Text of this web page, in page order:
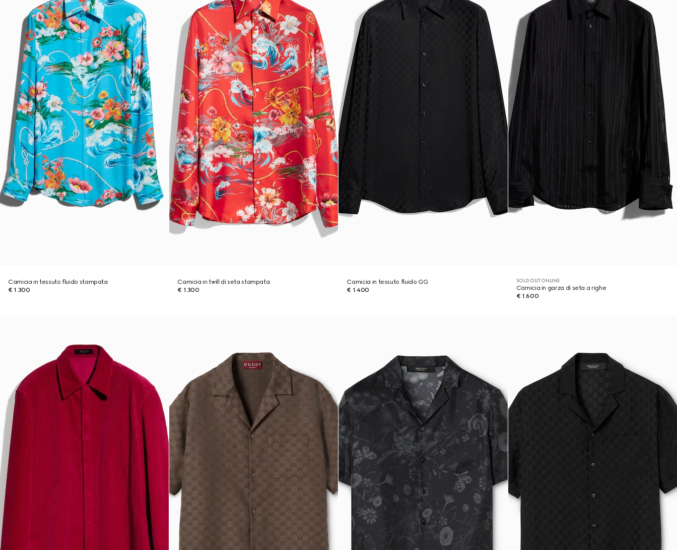
Camicia in tessuto fluido stampata
€ 1.300
Camicia in twill di seta stampata
€ 1.300
Camicia in tessuto fluido GG
€ 1.400
SOLD OUT ONLINE
Camicia in garza di seta a righe
€ 1.600